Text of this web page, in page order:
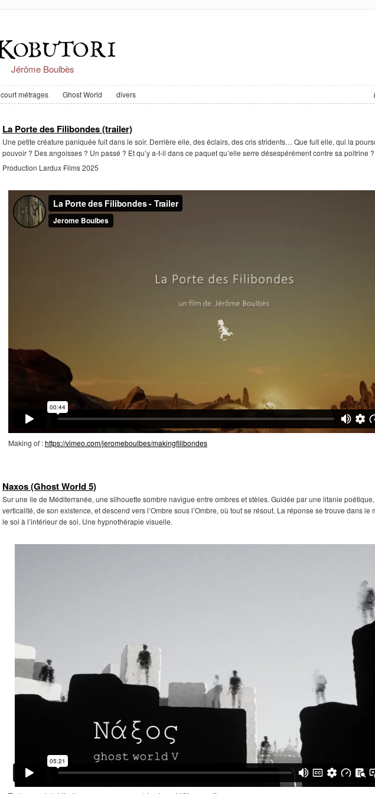
Jérôme Boulbès
court métrages Ghost World divers
La Porte des Filibondes (trailer)
Une petite créature paniquée fuit dans le soir. Derrière elle, des éclairs, des cris stridents… Que fuit elle, qui la
pouvoir ? Des angoisses ? Un passé ? Et qu’y a-t-il dans ce paquet qu’elle serre désespérément contre sa poitrine ?
Production Lardux Films 2025
Making of :https://vimeo.com/jeromeboulbes/makingfilibondes
Naxos (Ghost World 5)
Sur une île de Méditerranée, une silhouette sombre navigue entre ombres et stèles. Guidée par une litanie
verticalité, de son existence, et descend vers l’Ombre sous l’Ombre, où tout se résout. La réponse se trouve dans le
le soi à l’intérieur de soi. Une hypnothérapie visuelle.